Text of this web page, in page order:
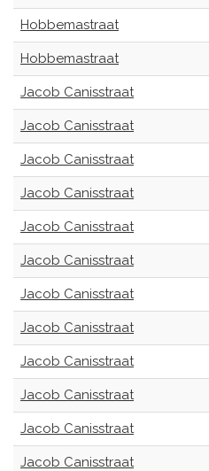
Hobbemastraat
Hobbemastraat
Jacob Canisstraat
Jacob Canisstraat
Jacob Canisstraat
Jacob Canisstraat
Jacob Canisstraat
Jacob Canisstraat
Jacob Canisstraat
Jacob Canisstraat
Jacob Canisstraat
Jacob Canisstraat
Jacob Canisstraat
Jacob Canisstraat